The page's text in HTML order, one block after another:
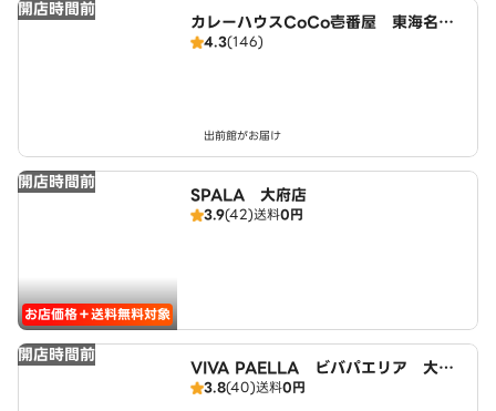
開店時間前
カレーハウスCoCo壱番屋 東海名和
店（SD）
4.3(146)
出前館がお届け
開店時間前
お店価格＋送料無料対象
SPALA 大府店
3.9(42)送料0円
開店時間前
VIVA PAELLA ビバパエリア 大府
店3.8(40)送料0円